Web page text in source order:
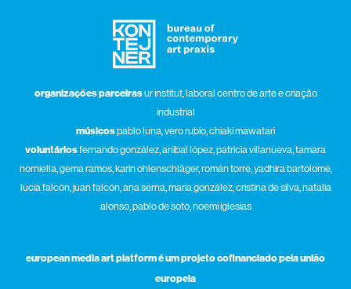
organizações parceirasur institut, laboral centro de arte e criação
industrial
músicospablo luna, vero rubio, chiaki mawatari
voluntáriosfernando gonzález, anibal lópez, patricia villanueva, tamara
norniella, gema ramos, karin ohlenschläger, román torre, yadhira bartolomé,
lucía falcón, juan falcón, ana serna, maría gonzález, cristina de silva, natalia
alonso, pablo de soto, noemi iglesias
european media art platform é um projeto cofinanciado pela união
europeia